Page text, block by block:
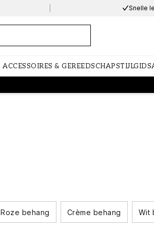
Snelle
ACCESSOIRES & GEREEDSCHAPSTIJLGIDS
Roze behang Crème behang Wit